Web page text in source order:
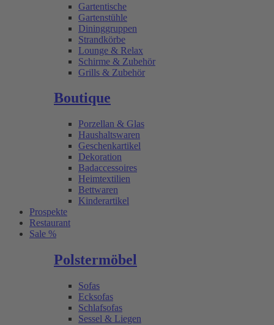
Gartentische
Gartenstühle
Dininggruppen
Strandkörbe
Lounge & Relax
Schirme & Zubehör
Grills & Zubehör
Boutique
Porzellan & Glas
Haushaltswaren
Geschenkartikel
Dekoration
Badaccessoires
Heimtextilien
Bettwaren
Kinderartikel
Prospekte
Restaurant
Sale %
Polstermöbel
Sofas
Ecksofas
Schlafsofas
Sessel & Liegen